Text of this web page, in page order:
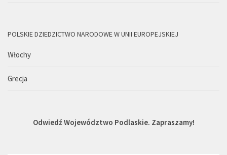
POLSKIE DZIEDZICTWO NARODOWE W UNII EUROPEJSKIEJ
Włochy
Grecja
Odwiedź Województwo Podlaskie. Zapraszamy!